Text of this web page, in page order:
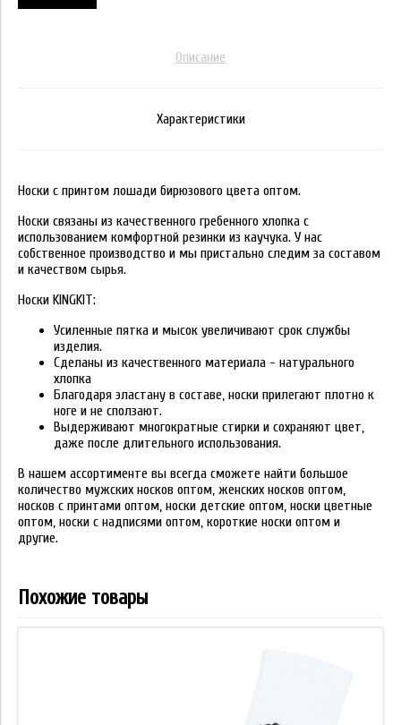
Описание
Характеристики
Носки с принтом лошади бирюзового цвета оптом.
Носки связаны из качественного гребенного хлопка с
использованием комфортной резинки из каучука. У нас
собственное производство и мы пристально следим за составом
и качеством сырья.
Носки KINGKIT:
Усиленные пятка и мысок увеличивают срок службы
изделия.
Сделаны из качественного материала - натурального
хлопка
Благодаря эластану в составе, носки прилегают плотно к
ноге и не сползают.
Выдерживают многократные стирки и сохраняют цвет,
даже после длительного использования.
В нашем ассортименте вы всегда сможете найти большое
количество мужских носков оптом, женских носков оптом,
носков с принтами оптом, носки детские оптом, носки цветные
оптом, носки с надписями оптом, короткие носки оптом и
другие.
Похожие товары